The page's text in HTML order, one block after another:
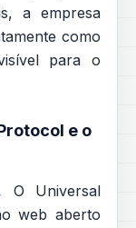
a empresa
como
para o
e o
O Universal
web aberto